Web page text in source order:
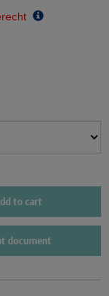
to cart
document